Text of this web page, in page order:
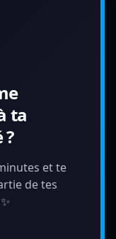
ta
et te
de tes